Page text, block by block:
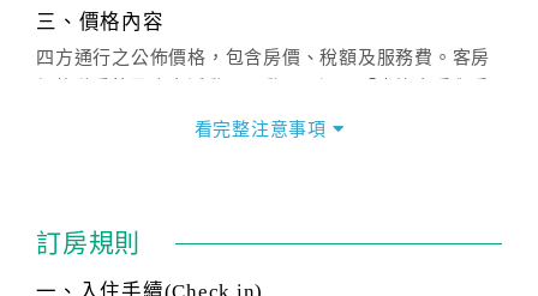
三、價格內容
四方通行之公佈價格，包含房價、稅額及服務費。客房
價」之當日價格為標準。
話方式異動訂單。
※非客服時間之申辦異動，皆為次日計算及辦理。
看完整注意事項
訂房規則